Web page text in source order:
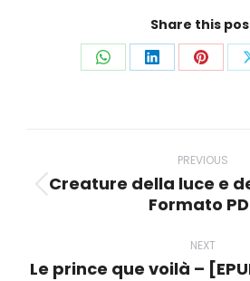
Share this
Share Share Share
navigation
PREVIOUS
Creature della luce e
Formato
NEXT
Next
Le prince que voilà –